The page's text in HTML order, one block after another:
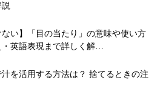
ない】「目の当たり」の意味や使い方
英語表現まで詳しく解…
を活用する方法は？ 捨てるときの注